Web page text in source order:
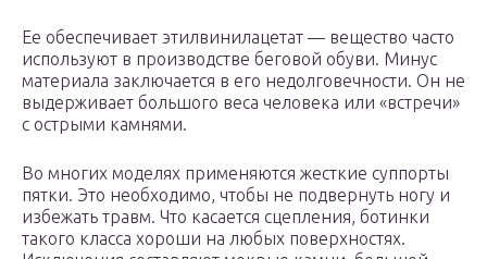
Ее обеспечивает этилвинилацетат — вещество часто
используют в производстве беговой обуви. Минус
материала заключается в его недолговечности. Он не
выдерживает большого веса человека или «встречи»
с острыми камнями.
Во многих моделях применяются жесткие суппорты
пятки. Это необходимо, чтобы не подвернуть ногу и
избежать травм. Что касается сцепления, ботинки
такого класса хороши на любых поверхностях.